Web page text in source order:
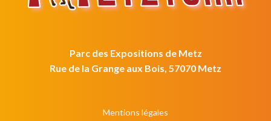
Parc des Expositions de Metz
Rue de la Grange aux Bois, 57070 Metz
Mentions légales